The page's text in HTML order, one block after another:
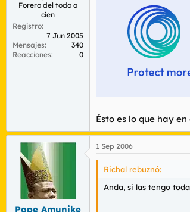
Forero del todo a
cien
Registro
7 Jun 2005
Mensajes
340
Reacciones
0
Ésto es lo que hay
Pope Amunike
1 Sep 2006
Richal rebuznó:
Anda, si las tengo